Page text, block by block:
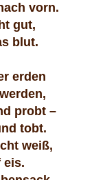
vorn.
gut,
blut.
erden
probt –
tobt.
weiß,
eis.